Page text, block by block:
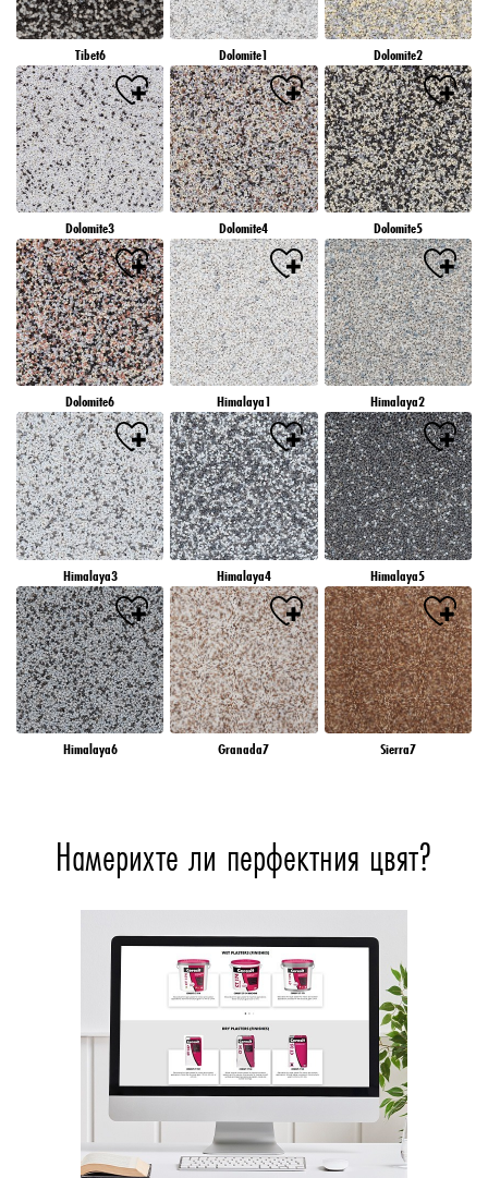
Tibet6 Dolomite1 Dolomite2
Dolomite3 Dolomite4 Dolomite5
Dolomite6 Himalaya1 Himalaya2
Himalaya3 Himalaya4 Himalaya5
Himalaya6 Granada7 Sierra7
Намерихте ли перфектния цвят?